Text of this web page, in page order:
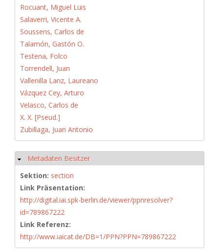
Rocuant, Miguel Luis
Salaverri, Vicente A.
Soussens, Carlos de
Talamón, Gastón O.
Testena, Folco
Torrendell, Juan
Vallenilla Lanz, Laureano
Vázquez Cey, Arturo
Velasco, Carlos de
X. X. [Pseud.]
Zubillaga, Juan Antonio
Hide
Metadaten Besitzer
Sektion: section
Link Präsentation:
http://digital.iai.spk-berlin.de/viewer/ppnresolver?
id=789867222
Link Referenz:
http://www.iaicat.de/DB=1/PPN?PPN=789867222